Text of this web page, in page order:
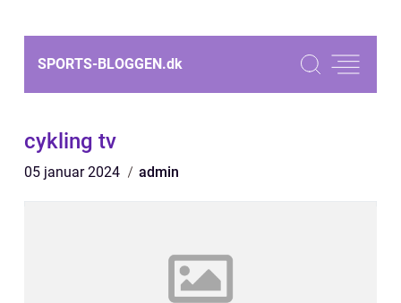
SPORTS-BLOGGEN.dk
cykling tv
05 januar 2024 admin